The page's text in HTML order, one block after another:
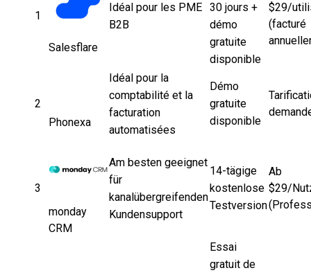
1
Salesflare
Idéal pour les PME
B2B
30 jours +
démo
gratuite
disponible
$29/
(facturé
2
Phonexa
Idéal pour la
comptabilité et la
facturation
automatisées
Démo
gratuite
disponible
3
monday
CRM
Am besten geeignet
für
kanalübergreifenden
Kundensupport
14-tägige
kostenlose
Testversion
Ab
$29/
Essai
gratuit de